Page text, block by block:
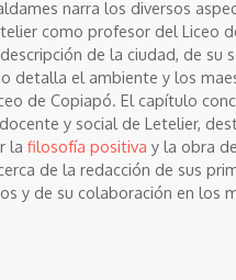
narra los diversos
como profesor del Liceo
de la ciudad, de su
detalla el ambiente y los
de Copiapó. El capítulo
y social de Letelier,
la filosofía positiva y la obra
de la redacción de sus
y de su colaboración en los